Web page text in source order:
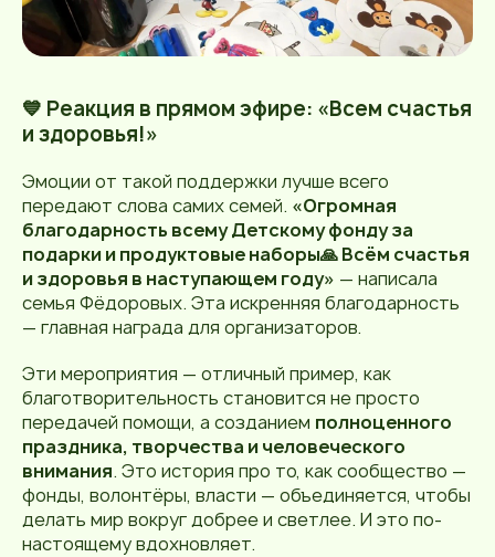
💙 Реакция в прямом эфире: «Всем счастья
и здоровья!»
Эмоции от такой поддержки лучше всего
передают слова самих семей. «Огромная
благодарность всему Детскому фонду за
подарки и продуктовые наборы🙏 Всём счастья
и здоровья в наступающем году» — написала
семья Фёдоровых. Эта искренняя благодарность
— главная награда для организаторов.
Эти мероприятия — отличный пример, как
благотворительность становится не просто
передачей помощи, а созданием полноценного
праздника, творчества и человеческого
внимания. Это история про то, как сообщество —
фонды, волонтёры, власти — объединяется, чтобы
делать мир вокруг добрее и светлее. И это по-
настоящему вдохновляет.